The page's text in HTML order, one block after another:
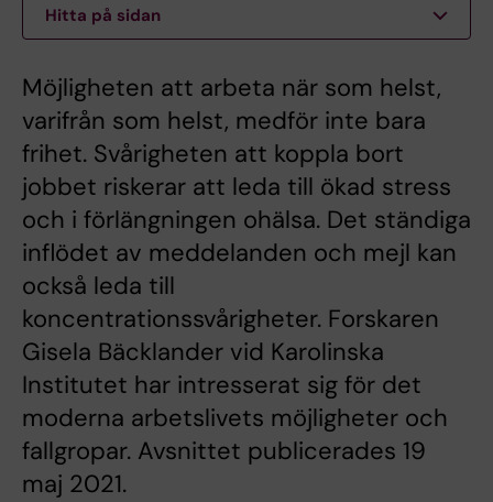
Hitta på sidan
Möjligheten att arbeta när som helst,
varifrån som helst, medför inte bara
frihet. Svårigheten att koppla bort
jobbet riskerar att leda till ökad stress
och i förlängningen ohälsa. Det ständiga
inflödet av meddelanden och mejl kan
också leda till
koncentrationssvårigheter. Forskaren
Gisela Bäcklander vid Karolinska
Institutet har intresserat sig för det
moderna arbetslivets möjligheter och
fallgropar. Avsnittet publicerades 19
maj 2021.